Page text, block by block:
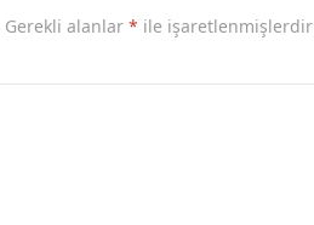
Gerekli alanlar * ile işaretlenmişlerdir